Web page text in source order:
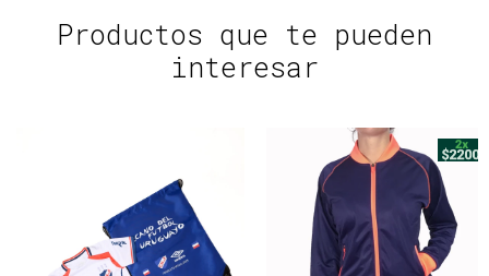
Productos que te pueden
interesar